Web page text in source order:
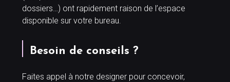
dossiers…) ont rapidement raison de l’espace
disponible sur votre bureau.
Besoin de conseils ?
Faites appel à notre designer pour concevoir,